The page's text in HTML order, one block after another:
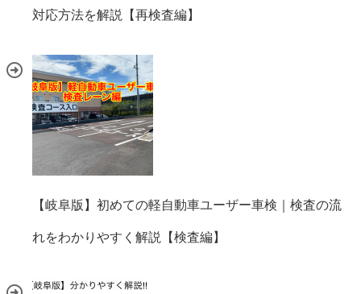
対応方法を解説【再検査編】
【岐阜版】初めての軽自動車ユーザー車検｜検査の流
れをわかりやすく解説【検査編】